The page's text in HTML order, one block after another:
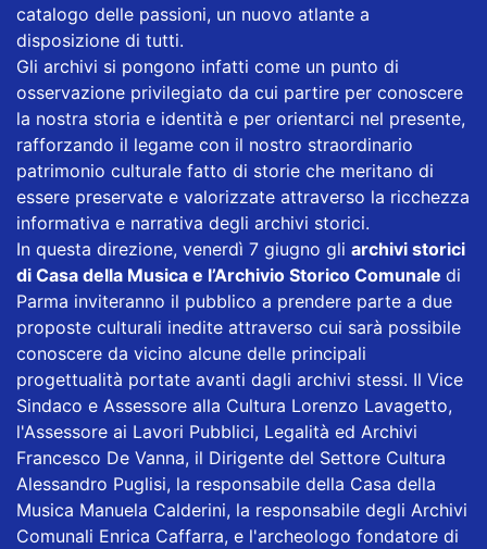
catalogo delle passioni, un nuovo atlante a
disposizione di tutti.
Gli archivi si pongono infatti come un punto di
osservazione privilegiato da cui partire per conoscere
la nostra storia e identità e per orientarci nel presente,
rafforzando il legame con il nostro straordinario
patrimonio culturale fatto di storie che meritano di
essere preservate e valorizzate attraverso la ricchezza
informativa e narrativa degli archivi storici.
In questa direzione, venerdì 7 giugno gli archivi storici
di Casa della Musica e l’Archivio Storico Comunale di
Parma inviteranno il pubblico a prendere parte a due
proposte culturali inedite attraverso cui sarà possibile
conoscere da vicino alcune delle principali
progettualità portate avanti dagli archivi stessi. Il Vice
Sindaco e Assessore alla Cultura Lorenzo Lavagetto,
l'Assessore ai Lavori Pubblici, Legalità ed Archivi
Francesco De Vanna, il Dirigente del Settore Cultura
Alessandro Puglisi, la responsabile della Casa della
Musica Manuela Calderini, la responsabile degli Archivi
Comunali Enrica Caffarra, e l'archeologo fondatore di